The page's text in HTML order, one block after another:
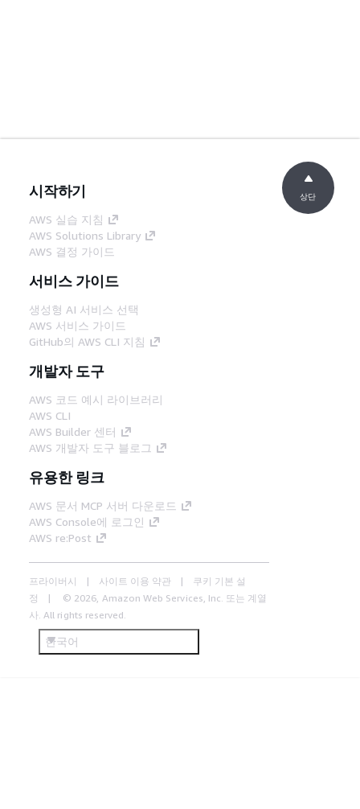
시작하기
AWS 실습 지침
AWS Solutions Library
AWS 결정 가이드
서비스 가이드
생성형 AI 서비스 선택
AWS 서비스 가이드
GitHub의 AWS CLI 지침
개발자 도구
AWS 코드 예시 라이브러리
AWS CLI
AWS Builder 센터
AWS 개발자 도구 블로그
유용한 링크
AWS 문서 MCP 서버 다운로드
AWS Console에 로그인
AWS re:Post
프라이버시 사이트 이용 약관
쿠키 기본 설
정
© 2026, Amazon Web Services, Inc. 또는 계열
사. All rights reserved.
한국어
상단